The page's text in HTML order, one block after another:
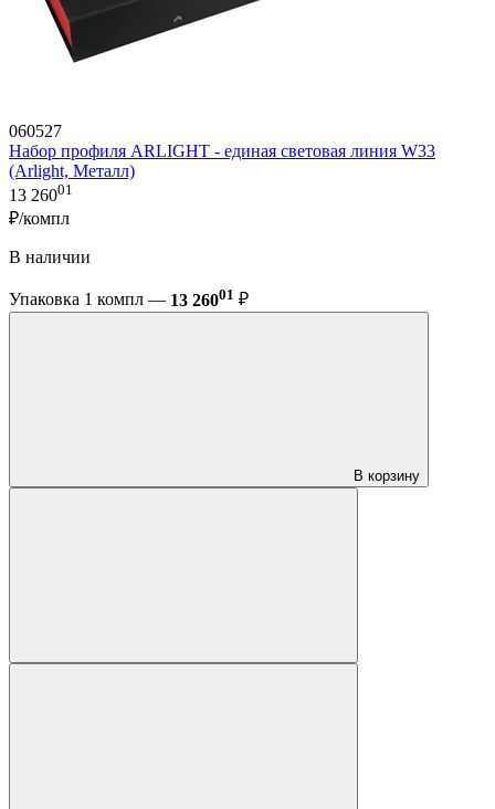
060527
Набор профиля ARLIGHT - единая световая линия W33
(Arlight, Металл)
13 26001
₽/компл
В наличии
Упаковка 1 компл — 13 26001 ₽
В корзину